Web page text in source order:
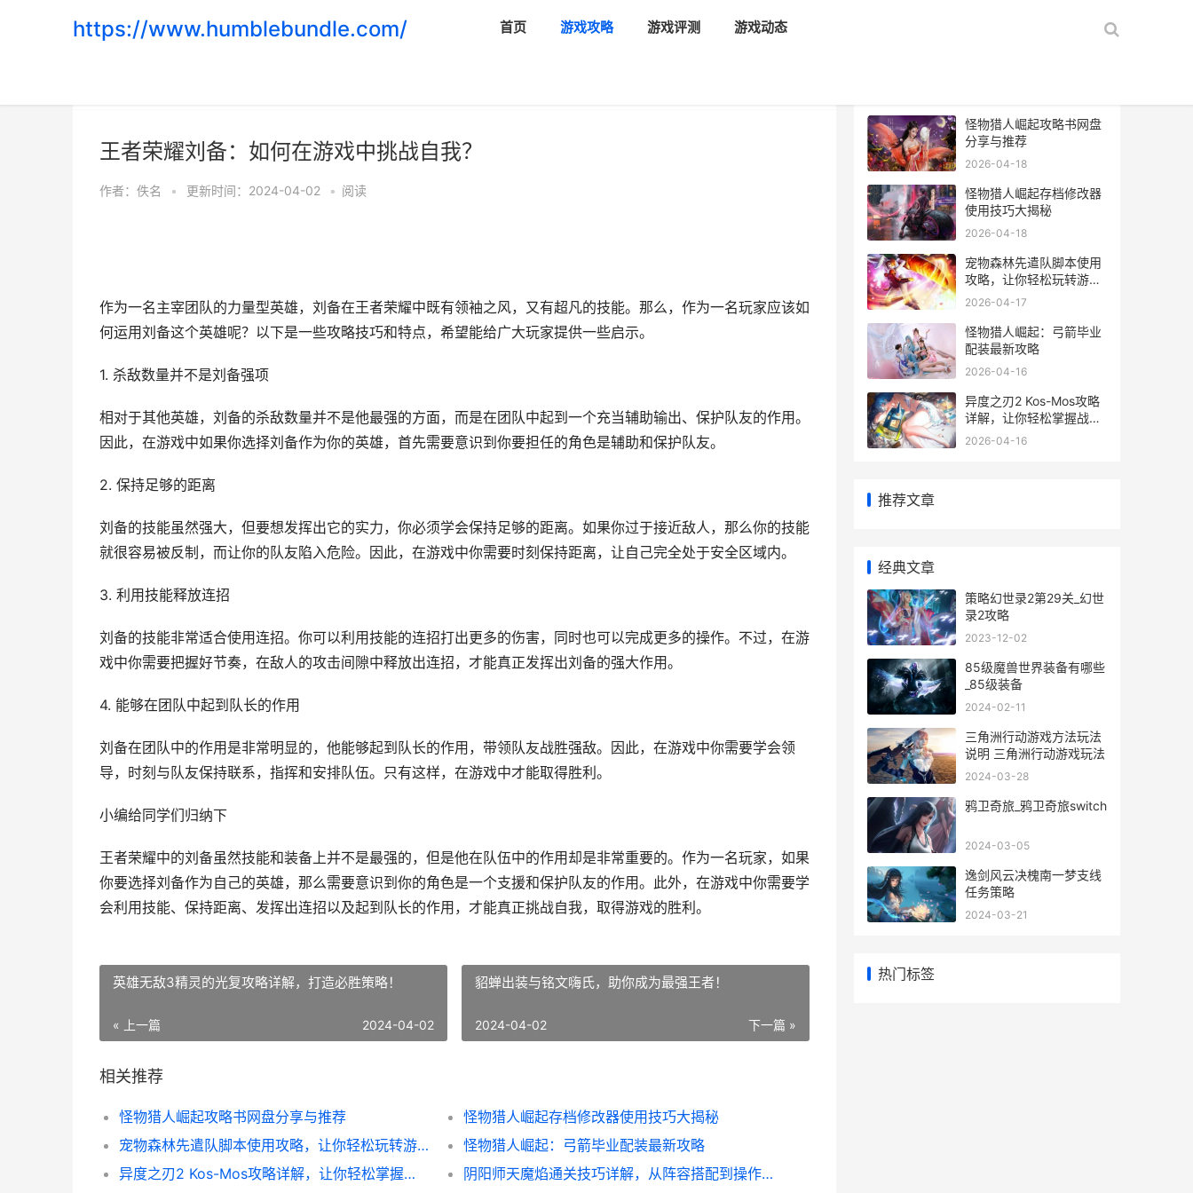
https://www.humblebundle.com/ 首页 游戏攻略 游戏评测 游戏动态
王者荣耀刘备：如何在游戏中挑战自我？
作者： 佚名 • 更新时间：2024-04-02 • 阅读
作为一名主宰团队的力量型英雄，刘备在王者荣耀中既有领袖之风，又有超凡的技能。那么，作为一名玩家应该如
何运用刘备这个英雄呢？以下是一些攻略技巧和特点，希望能给广大玩家提供一些启示。
1. 杀敌数量并不是刘备强项
相对于其他英雄，刘备的杀敌数量并不是他最强的方面，而是在团队中起到一个充当辅助输出、保护队友的作用。
因此，在游戏中如果你选择刘备作为你的英雄，首先需要意识到你要担任的角色是辅助和保护队友。
2. 保持足够的距离
刘备的技能虽然强大，但要想发挥出它的实力，你必须学会保持足够的距离。如果你过于接近敌人，那么你的技能
就很容易被反制，而让你的队友陷入危险。因此，在游戏中你需要时刻保持距离，让自己完全处于安全区域内。
3. 利用技能释放连招
刘备的技能非常适合使用连招。你可以利用技能的连招打出更多的伤害，同时也可以完成更多的操作。不过，在游
戏中你需要把握好节奏，在敌人的攻击间隙中释放出连招，才能真正发挥出刘备的强大作用。
4. 能够在团队中起到队长的作用
刘备在团队中的作用是非常明显的，他能够起到队长的作用，带领队友战胜强敌。因此，在游戏中你需要学会领
导，时刻与队友保持联系，指挥和安排队伍。只有这样，在游戏中才能取得胜利。
小编给同学们归纳下
王者荣耀中的刘备虽然技能和装备上并不是最强的，但是他在队伍中的作用却是非常重要的。作为一名玩家，如果
你要选择刘备作为自己的英雄，那么需要意识到你的角色是一个支援和保护队友的作用。此外，在游戏中你需要学
会利用技能、保持距离、发挥出连招以及起到队长的作用，才能真正挑战自我，取得游戏的胜利。
英雄无敌3精灵的光复攻略详解，打造必胜策略！
« 上一篇 2024-04-02
貂蝉出装与铭文嗨氏，助你成为最强王者！
下一篇 »
2024-04-02
相关推荐
怪物猎人崛起攻略书网盘分享与推荐
怪物猎人崛起存档修改器使用技巧大揭秘
宠物森林先遣队脚本使用攻略，让你轻松玩转游戏！
怪物猎人崛起：弓箭毕业配装最新攻略
异度之刃2 Kos-Mos攻略详解，让你轻松掌握战斗技巧
阴阳师天魔焰通关技巧详解，从阵容搭配到操作心得全都有！
怪物猎人崛起攻略书网盘
分享与推荐
2026-04-18
怪物猎人崛起存档修改器
使用技巧大揭秘
2026-04-18
宠物森林先遣队脚本使用
攻略，让你轻松玩转游
戏！
2026-04-17
怪物猎人崛起：弓箭毕业
配装最新攻略
2026-04-16
异度之刃2 Kos-Mos攻略
详解，让你轻松掌握战斗
技巧
2026-04-16
推荐文章
经典文章
策略幻世录2第29关_幻世
录2攻略
2023-12-02
85级魔兽世界装备有哪些
_85级装备
2024-02-11
三角洲行动游戏方法玩法
说明 三角洲行动游戏玩法
2024-03-28
鸦卫奇旅_鸦卫奇旅switch
2024-03-05
逸剑风云决槐南一梦支线
任务策略
2024-03-21
热门标签